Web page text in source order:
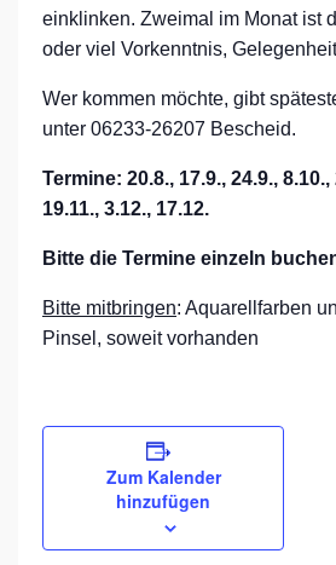
einklinken. Zweimal im Monat ist
oder viel Vorkenntnis,
Wer kommen möchte, gibt
unter 06233-26207 Bescheid.
Termine: 20.8., 17.9., 24.9., 8.10.,
19.11., 3.12., 17.12.
Bitte die Termine einzeln
Bitte mitbringen: Aquarellfarben
Pinsel, soweit vorhanden
Zum Kalender
hinzufügen